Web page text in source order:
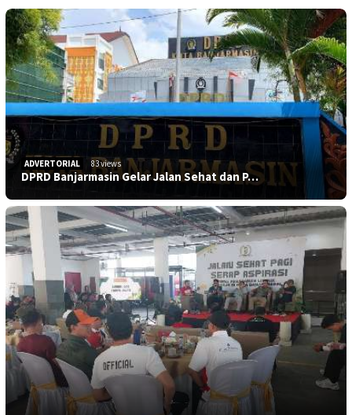
ADVERTORIAL 83 views
DPRD Banjarmasin Gelar Jalan Sehat dan P…